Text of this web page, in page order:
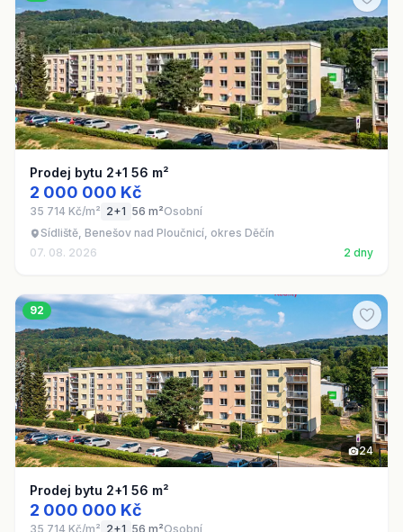
Prodej bytu 2+1 56 m²
2 000 000 Kč
35 714 Kč/m² 2+1 56 m²Osobní
Sídliště, Benešov nad Ploučnicí, okres Děčín
07. 08. 2026
2 dny
92
24
Prodej bytu 2+1 56 m²
2 000 000 Kč
35 714 Kč/m² 2+1 56 m²Osobní